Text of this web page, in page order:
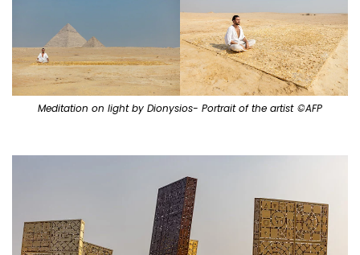
Meditation on light by Dionysios- Portrait of the artist ©AFP